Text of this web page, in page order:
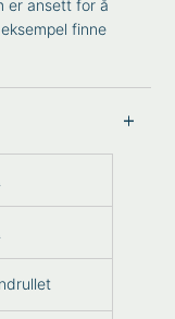
er ansett for å
finne